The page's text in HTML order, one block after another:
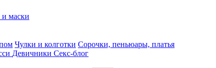
маски
Чулки и колготки Сорочки, пеньюары, платья
Девичники Секс-блог